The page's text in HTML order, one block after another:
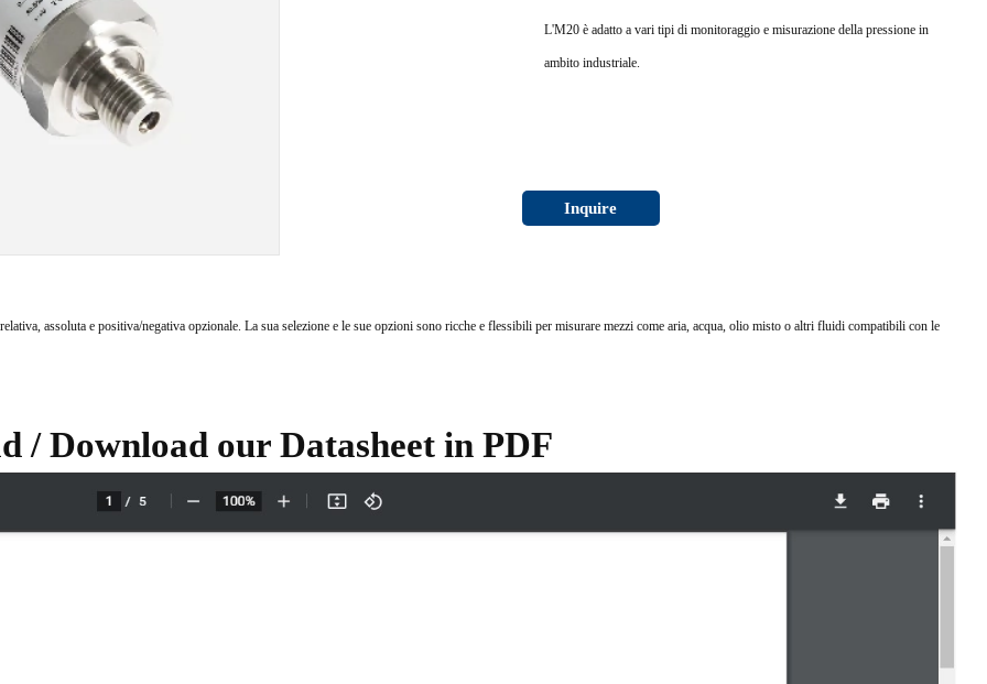
L'M20 è adatto a vari tipi di monitoraggio e misurazione della pressione in
ambito industriale.
Inquire
assoluta e positiva/negativa opzionale. La sua selezione e le sue opzioni sono ricche e flessibili per misurare mezzi come aria, acqua, olio misto o altri fluidi compatibili con le
/ Download our Datasheet in PDF